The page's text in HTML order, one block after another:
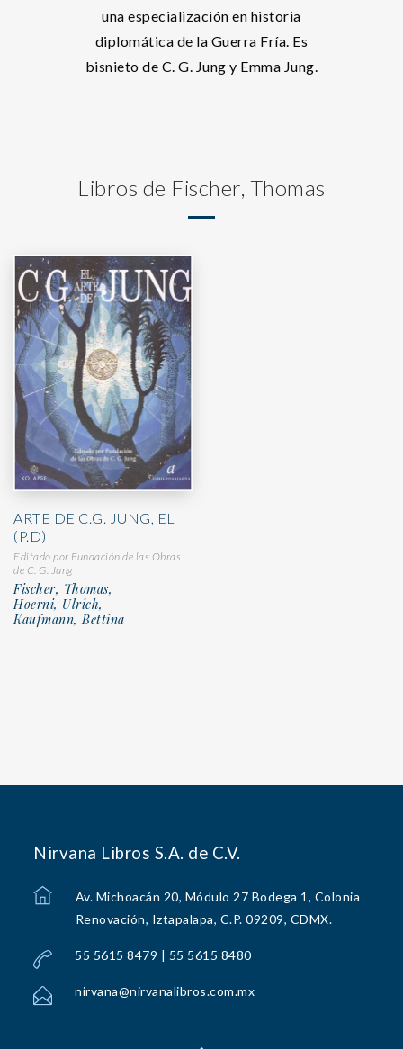
una especialización en historia
diplomática de la Guerra Fría. Es
bisnieto de C. G. Jung y Emma Jung.
Libros de Fischer, Thomas
ARTE DE C.G. JUNG, EL
(P.D)
Editado por Fundación de las Obras
de C. G. Jung
Fischer, Thomas,
Hoerni, Ulrich,
Kaufmann, Bettina
Nirvana Libros S.A. de C.V.
Av. Michoacán 20, Módulo 27 Bodega 1, Colonia
Renovación, Iztapalapa, C.P. 09209, CDMX.
55 5615 8479 | 55 5615 8480
nirvana@nirvanalibros.com.mx